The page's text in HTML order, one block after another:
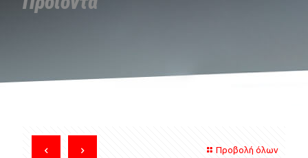
Προβολή όλων